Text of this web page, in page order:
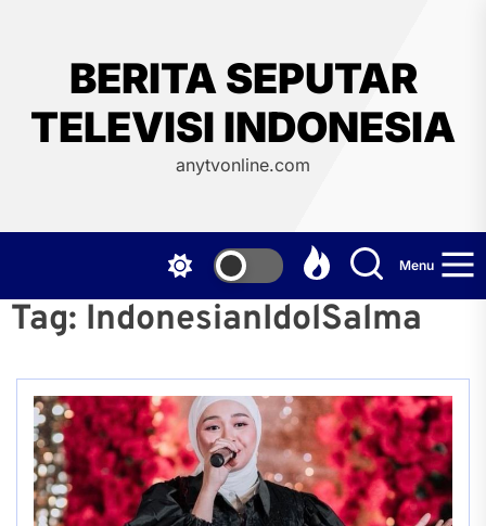
BERITA SEPUTAR
TELEVISI INDONESIA
anytvonline.com
Menu
Tag: IndonesianIdolSalma